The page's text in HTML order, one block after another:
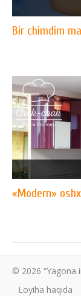
Bir chimdim
«Modern»
© 2026 “Yagona
Loyiha haqida